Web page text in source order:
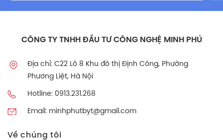
CÔNG TY TNHH ĐẦU TƯ CÔNG NGHỆ MINH PHÚ
Địa chỉ: C22 Lô 8 Khu đô thị Định Công, Phường
Phương Liệt, Hà Nội
Hotline: 0913.231.268
Email: minhphutbyt@gmail.com
Về chúng tôi